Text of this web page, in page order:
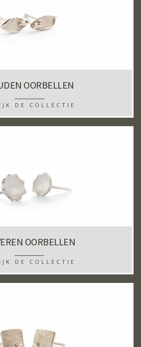
OORBELLEN
DE COLLECTIE
OORBELLEN
DE COLLECTIE